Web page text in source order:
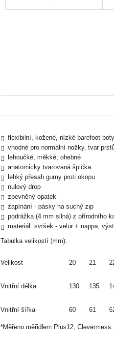
flexibilní, kožené, nízké barefoot boty
vhodné pro normální nožky, tvar
lehoučké, měkké, ohebné
anatomicky tvarovaná špička
lehký přesah gumy proti okopu
nulový drop
zpevněný opatek
zapínání - pásky na suchý zip
podrážka (4 mm silná) z přírodního
materiál: svršek - velur + nappa,
Tabulka velikostí (mm):
Velikost 20 21
Vnitřní délka 130 135
Vnitřní šířka 60 61
*Měřeno měřidlem Plus12, Clevermess.